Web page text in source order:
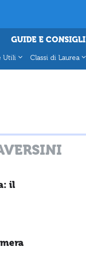
GUIDE E CONSIGLI
Utili Classi di Laurea
il